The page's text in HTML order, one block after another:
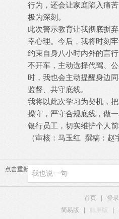
行为，还会让家庭陷入痛
极为深刻。
此次警示教育让我彻底摒弃
幸心理。今后，我将时刻
约束自身八小时内外的言
不开车，主动选择代驾、
时，我也会主动提醒身边
监督、共守底线。
我将以此次学习为契机，
操守，严守合规底线，做
银行员工，切实维护个人
（审核：马玉红 撰稿：赵
点击重新加载
首页 登录
简易版
触屏版